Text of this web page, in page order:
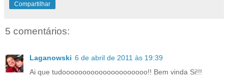
Compartilhar
5 comentários:
Laganowski 6 de abril de 2011 às 19:39
Ai que tudooooooooooooooooooooo!! Bem vinda Si!!!